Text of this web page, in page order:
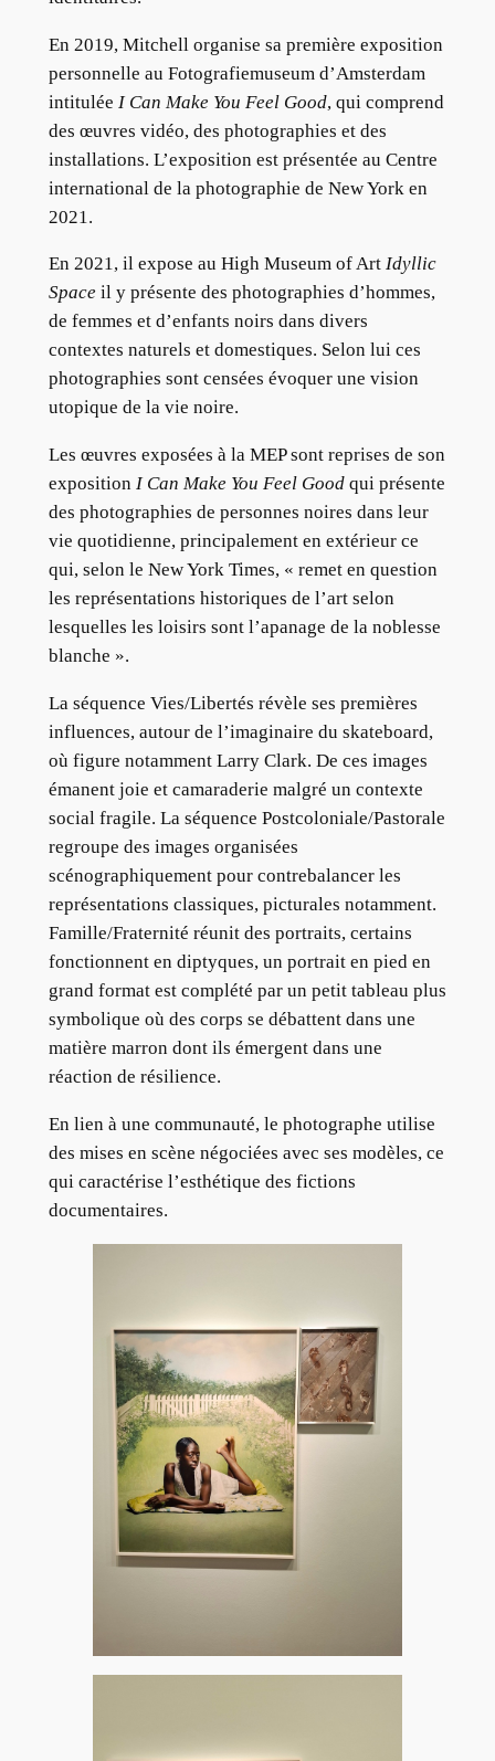
En 2019, Mitchell organise sa première exposition
personnelle au Fotografiemuseum d’Amsterdam
intitulée I Can Make You Feel Good, qui comprend
des œuvres vidéo, des photographies et des
installations. L’exposition est présentée au Centre
international de la photographie de New York en
2021.
En 2021, il expose au High Museum of ArtIdyllic
Space il y présente des photographies d’hommes,
de femmes et d’enfants noirs dans divers
contextes naturels et domestiques. Selon lui ces
photographies sont censées évoquer une vision
utopique de la vie noire.
Les œuvres exposées à la MEP sont reprises de son
exposition I Can Make You Feel Good qui présente
des photographies de personnes noires dans leur
vie quotidienne, principalement en extérieur ce
qui, selon le New York Times, « remet en question
les représentations historiques de l’art selon
lesquelles les loisirs sont l’apanage de la noblesse
blanche ».
La séquence Vies/Libertés révèle ses premières
influences, autour de l’imaginaire du skateboard,
où figure notamment Larry Clark. De ces images
émanent joie et camaraderie malgré un contexte
social fragile. La séquence Postcoloniale/Pastorale
regroupe des images organisées
scénographiquement pour contrebalancer les
représentations classiques, picturales notamment.
Famille/Fraternité réunit des portraits, certains
fonctionnent en diptyques, un portrait en pied en
grand format est complété par un petit tableau plus
symbolique où des corps se débattent dans une
matière marron dont ils émergent dans une
réaction de résilience.
En lien à une communauté, le photographe utilise
des mises en scène négociées avec ses modèles, ce
qui caractérise l’esthétique des fictions
documentaires.